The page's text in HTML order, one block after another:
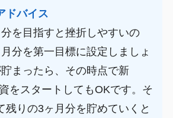
ドバイス
を目指すと挫折しやすいの
分を第一目標に設定しましょ
まったら、その時点で新
をスタートしてもOKです。そ
残りの3ヶ月分を貯めていくと